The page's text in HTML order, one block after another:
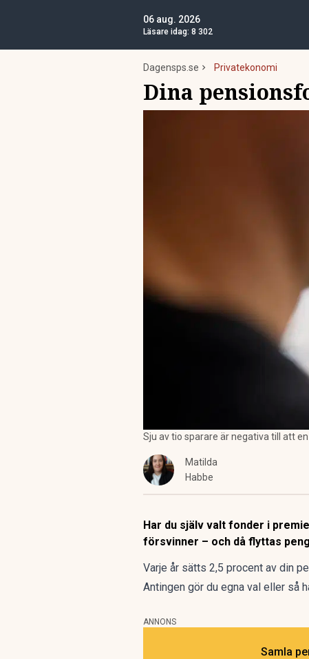
06 aug. 2026
Läsare idag: 8 302
Dagensps.se Privatekonomi
Dina
Sju av tio sparare är negativa till att
Matilda
Habbe
Har du själv valt fonder i
försvinner – och då flyttas
Varje år sätts 2,5 procent av din
Antingen gör du egna val eller så
ANNONS
Samla